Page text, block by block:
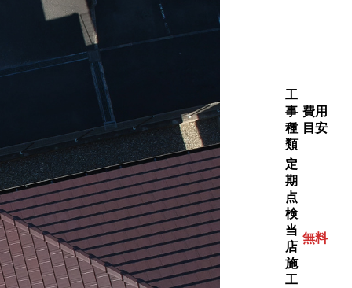
工
事
種
類
費用
目安
定
期
点
検
当
店
施
工
無料